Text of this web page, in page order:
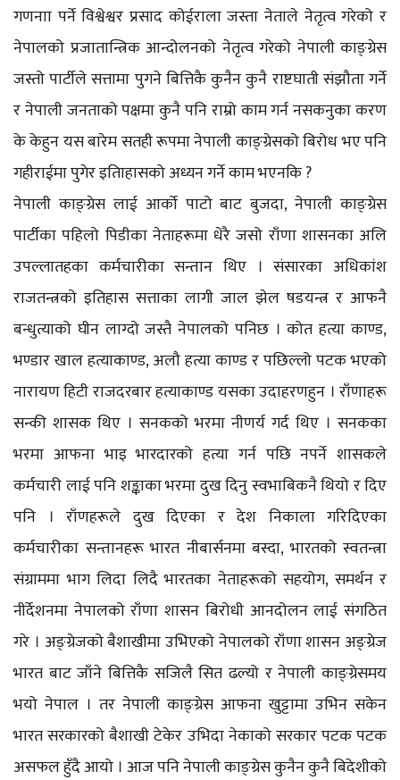
गणनाा पर्ने विश्वेश्वर प्रसाद कोईराला जस्ता नेताले नेतृत्व गरेको र
नेपालको प्रजातान्त्रिक आन्दोलनको नेतृत्व गरेको नेपाली काङ्ग्रेस
जस्तो पार्टीले सत्तामा पुगने बित्तिकै कुनैन कुनै राष्टघाती संझौता गर्ने
र नेपाली जनताको पक्षमा कुनै पनि राम्रो काम गर्न नसकनुका करण
के केहुन यस बारेम सतही रूपमा नेपाली काङ्ग्रेसको बिरोध भए पनि
गहीराईमा पुगेर इतिाहासको अध्यन गर्ने काम भएनकि ?
नेपाली काङ्ग्रेस लाई आर्को पाटो बाट बुजदा, नेपाली काङ्ग्रेस
पार्टीका पहिलो पिडीका नेताहरूमा धेरै जसो राँणा शासनका अलि
उपल्लातहका कर्मचारीका सन्तान थिए । संसारका अधिकांश
राजतन्त्रको इतिहास सत्ताका लागी जाल झेल षडयन्त्र र आफनै
बन्धुत्याको घीन लाग्दो जस्तै नेपालको पनिछ । कोत हत्या काण्ड,
भण्डार खाल हत्याकाण्ड, अलौ हत्या काण्ड र पछिल्लो पटक भएको
नारायण हिटी राजदरबार हत्याकाण्ड यसका उदाहरणहुन । राँणाहरू
सन्की शासक थिए । सनकको भरमा नीणर्य गर्द थिए । सनकका
भरमा आफना भाइ भारदारको हत्या गर्न पछि नपर्ने शासकले
कर्मचारी लाई पनि शङ्काका भरमा दुख दिनु स्वभाबिकनै थियो र दिए
पनि । राँणहरूले दुख दिएका र देश निकाला गरिदिएका
कर्मचारीका सन्तानहरू भारत नीबार्सनमा बस्दा, भारतको स्वतन्त्रा
संग्राममा भाग लिदा लिदै भारतका नेताहरूको सहयोग, समर्थन र
नीर्देशनमा नेपालको राँणा शासन बिरोधी आनदोलन लाई संगठित
गरे । अङ्ग्रेजको बैशाखीमा उभिएको नेपालको राँणा शासन अङ्ग्रेज
भारत बाट जाँने बित्तिकै सजिलै सित ढल्यो र नेपाली काङ्ग्रेसमय
भयो नेपाल । तर नेपाली काङ्ग्रेस आफना खुट्टामा उभिन सकेन
भारत सरकारको बैशाखी टेकेर उभिदा नेकाको सरकार पटक पटक
असफल हुँदै आयो । आज पनि नेपाली काङ्ग्रेस कुनैन कुनै बिदेशीको